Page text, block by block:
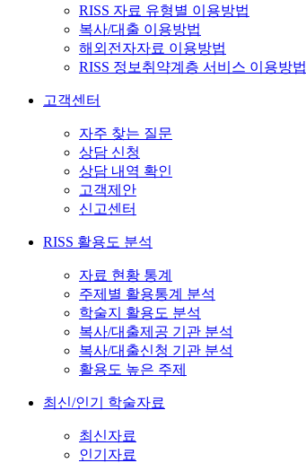
RISS 자료 유형별 이용방법
복사/대출 이용방법
해외전자자료 이용방법
RISS 정보취약계층 서비스 이용방법
고객센터
자주 찾는 질문
상담 신청
상담 내역 확인
고객제안
신고센터
RISS 활용도 분석
자료 현황 통계
주제별 활용통계 분석
학술지 활용도 분석
복사/대출제공 기관 분석
복사/대출신청 기관 분석
활용도 높은 주제
최신/인기 학술자료
최신자료
인기자료